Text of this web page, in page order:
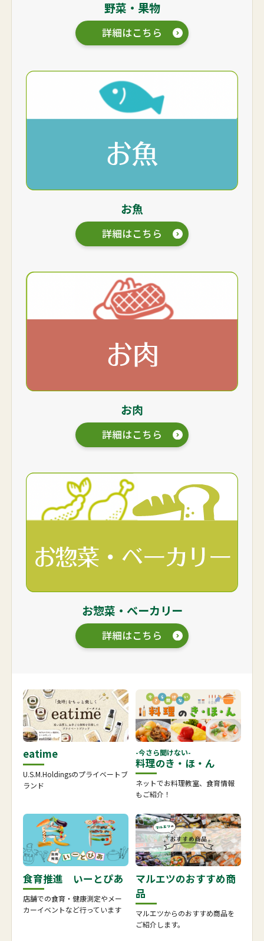
野菜・果物
詳細はこちら
お魚
詳細はこちら
お肉
詳細はこちら
お惣菜・ベーカリー
詳細はこちら
eatime
U.S.M.Holdingsのプライベートブ
ランド
-今さら聞けない-
料理のき・ほ・ん
ネットでお料理教室、食育情報
もご紹介！
食育推進 いーとぴあ
店舗での食育・健康測定やメー
カーイベントなど行っています
マルエツのおすすめ商
品
マルエツからのおすすめ商品を
ご紹介します。